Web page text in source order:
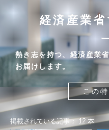
経済産業
熱き志を持つ、経済産業
お届けします。
この
掲載されている記事 12 本